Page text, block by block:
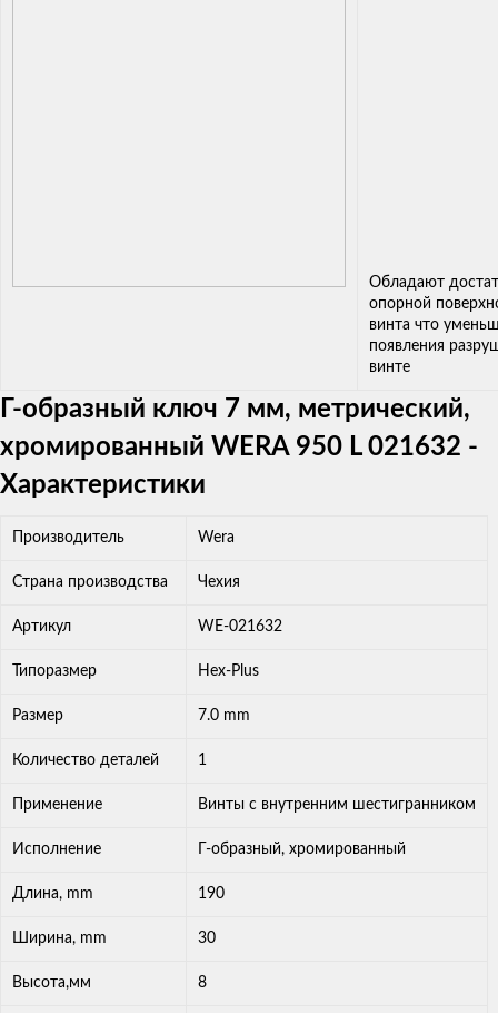
Обладают
опорной
винта что
появления
винте
Г-образный ключ 7 мм, метрический,
хромированный WERA 950 L 021632 -
Характеристики
Производитель Wera
Страна производства Чехия
Артикул WE-021632
Типоразмер Hex-Plus
Размер 7.0 mm
Количество деталей 1
Применение Винты с внутренним шестигранником
Исполнение Г-образный, хромированный
Длина, mm 190
Ширина, mm 30
Высота,мм 8